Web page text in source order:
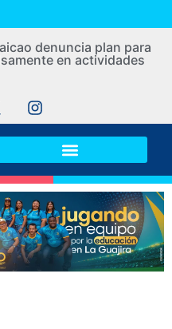
denuncia plan para
en actividades